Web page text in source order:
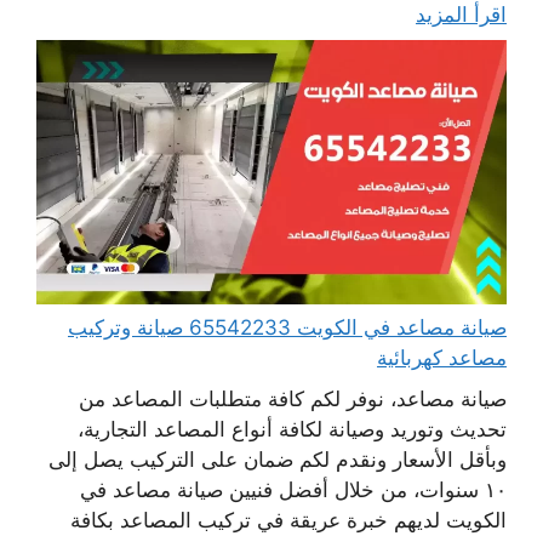
اقرأ المزيد
صيانة مصاعد في الكويت 65542233 صيانة وتركيب
مصاعد كهربائية
صيانة مصاعد، نوفر لكم كافة متطلبات المصاعد من
تحديث وتوريد وصيانة لكافة أنواع المصاعد التجارية،
وبأقل الأسعار ونقدم لكم ضمان على التركيب يصل إلى
١٠ سنوات، من خلال أفضل فنيين صيانة مصاعد في
الكويت لديهم خبرة عريقة في تركيب المصاعد بكافة